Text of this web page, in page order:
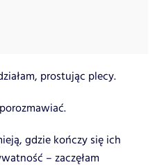
prostując plecy.
gdzie kończy się ich
– zaczęłam